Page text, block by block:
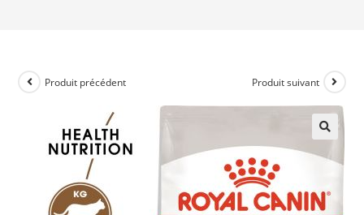
Produit précédent Produit suivant